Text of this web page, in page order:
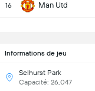
16 Man Utd
Informations de jeu
Selhurst Park
Capacité: 26,047